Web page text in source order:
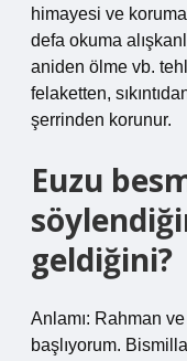
himayesi ve
defa okuma
aniden ölme vb.
felaketten,
şerrinden korunur.
Euzu
geldiğini?
Anlamı: Rahman
başlıyorum.